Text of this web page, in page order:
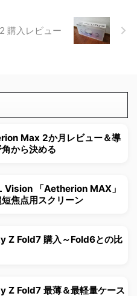
購入レビュー
Max 2か月レビュー＆導
から決める
Vision 「Aetherion MAX」
焦点用スクリーン
Z Fold7 購入～Fold6との比
Z Fold7 最薄＆最軽量ケース